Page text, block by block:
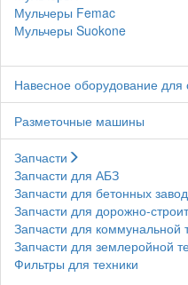
Мульчеры Femac
Мульчеры Suokone
Навесное оборудование для
Разметочные машины
Запчасти
Запчасти для АБЗ
Запчасти для бетонных
Запчасти для дорожно-
Запчасти для коммунальной
Запчасти для землеройной
Фильтры для техники